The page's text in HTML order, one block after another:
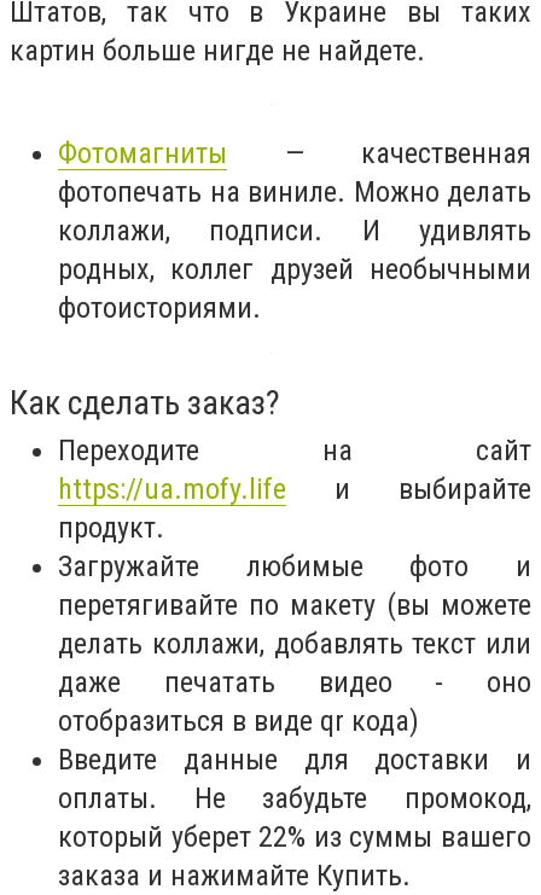
Штатов, так что в Украине вы таких
картин больше нигде не найдете.
Фотомагниты — качественная
фотопечать на виниле. Можно делать
коллажи, подписи. И удивлять
родных, коллег друзей необычными
фотоисториями.
Как сделать заказ?
Переходите на сайт
https://ua.mofy.life и выбирайте
продукт.
Загружайте любимые фото и
перетягивайте по макету (вы можете
делать коллажи, добавлять текст или
даже печатать видео - оно
отобразиться в виде qr кода)
Введите данные для доставки и
оплаты. Не забудьте промокод,
который уберет 22% из суммы вашего
заказа и нажимайте Купить.